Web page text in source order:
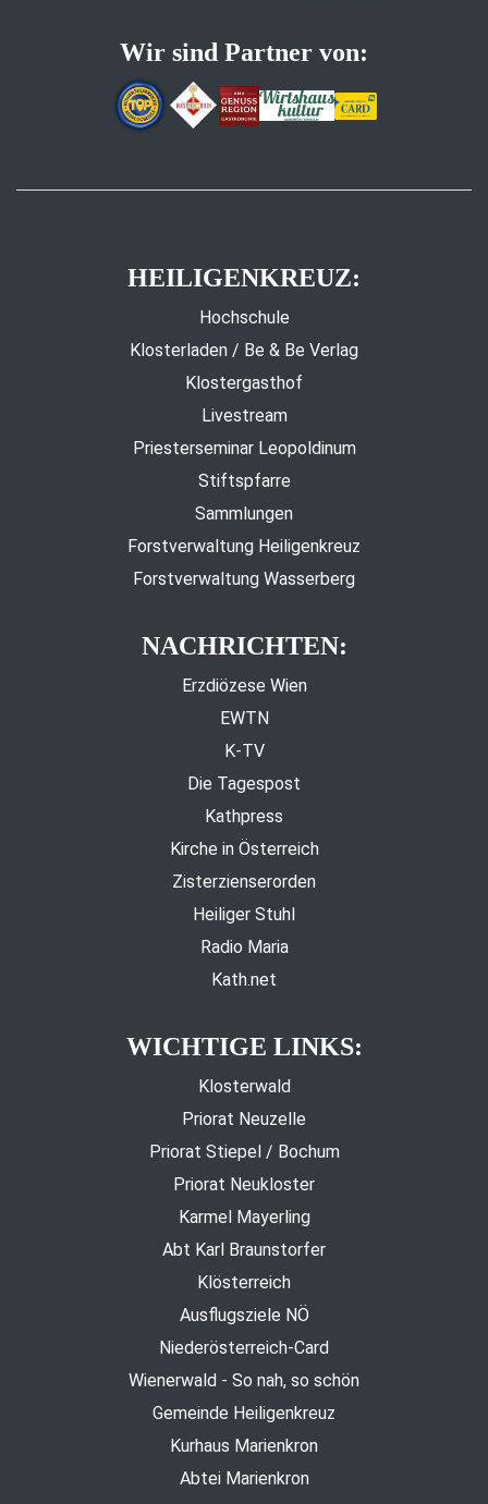
Wir sind Partner von:
HEILIGENKREUZ:
Hochschule
Klosterladen / Be & Be Verlag
Klostergasthof
Livestream
Priesterseminar Leopoldinum
Stiftspfarre
Sammlungen
Forstverwaltung Heiligenkreuz
Forstverwaltung Wasserberg
NACHRICHTEN:
Erzdiözese Wien
EWTN
K-TV
Die Tagespost
Kathpress
Kirche in Österreich
Zisterzienserorden
Heiliger Stuhl
Radio Maria
Kath.net
WICHTIGE LINKS:
Klosterwald
Priorat Neuzelle
Priorat Stiepel / Bochum
Priorat Neukloster
Karmel Mayerling
Abt Karl Braunstorfer
Klösterreich
Ausflugsziele NÖ
Niederösterreich-Card
Wienerwald - So nah, so schön
Gemeinde Heiligenkreuz
Kurhaus Marienkron
Abtei Marienkron